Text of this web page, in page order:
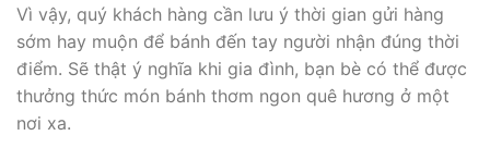
Vì vậy, quý khách hàng cần lưu ý thời gian gửi hàng
sớm hay muộn để bánh đến tay người nhận đúng thời
điểm. Sẽ thật ý nghĩa khi gia đình, bạn bè có thể được
thưởng thức món bánh thơm ngon quê hương ở một
nơi xa.